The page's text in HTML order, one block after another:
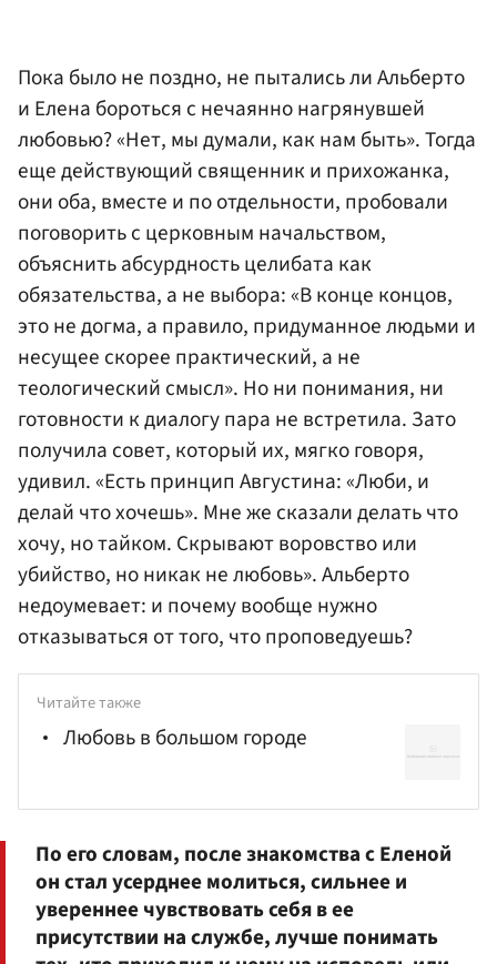
Пока было не поздно, не пытались ли Альберто
и Елена бороться с нечаянно нагрянувшей
любовью? «Нет, мы думали, как нам быть». Тогда
еще действующий священник и прихожанка,
они оба, вместе и по отдельности, пробовали
поговорить с церковным начальством,
объяснить абсурдность целибата как
обязательства, а не выбора: «В конце концов,
это не догма, а правило, придуманное людьми и
несущее скорее практический, а не
теологический смысл». Но ни понимания, ни
готовности к диалогу пара не встретила. Зато
получила совет, который их, мягко говоря,
удивил. «Есть принцип Августина: «Люби, и
делай что хочешь». Мне же сказали делать что
хочу, но тайком. Скрывают воровство или
убийство, но никак не любовь». Альберто
недоумевает: и почему вообще нужно
отказываться от того, что проповедуешь?
Читайте также
Любовь в большом городе
По его словам, после знакомства с Еленой
он стал усерднее молиться, сильнее и
увереннее чувствовать себя в ее
присутствии на службе, лучше понимать